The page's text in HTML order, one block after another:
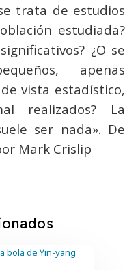
trata de estudios
estudiada?
¿O se
apenas
vista estadístico,
realizados? La
ser nada». De
Mark Crislip